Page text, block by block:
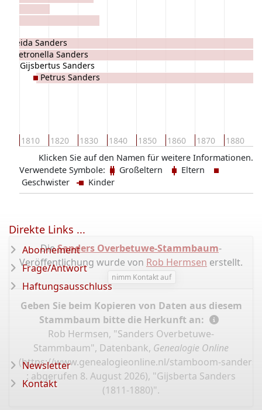
1810 1820 1830 1840 1850 1860 1870 1880
Aleida Sanders
Petronella Sanders
Gijsbertus Sanders
Petrus Sanders
Klicken Sie auf den Namen für weitere Informationen.
Verwendete Symbole:
Großeltern
Eltern
Geschwister
Kinder
DieSanders Overbetuwe-Stammbaum-
Veröffentlichung wurde von Rob Hermsen erstellt.
nimm Kontakt auf
Geben Sie beim Kopieren von Daten aus diesem
Stammbaum bitte die Herkunft an:
Rob Hermsen, "Sanders Overbetuwe-
Stammbaum", Datenbank, Genealogie Online
(https://www.genealogieonline.nl/stamboom-
: abgerufen 8. August 2026), "Gijsberta Sanders
(1811-1880)".
Direkte Links ...
Abonnement
Frage/Antwort
Haftungsausschluss
Newsletter
Kontakt